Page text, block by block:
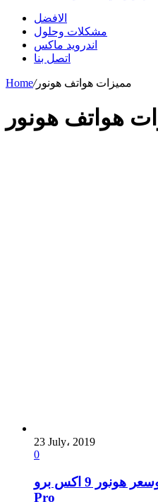
الافضل
مشكلات وحلول
اندرويد ماكس
اتصل بنا
Home/مميزات هواتف هونور
هواتف هونور
23 July، 2019
0
مواصفات وسعر هونور 9 اكس برو – Honor 9X
Pro